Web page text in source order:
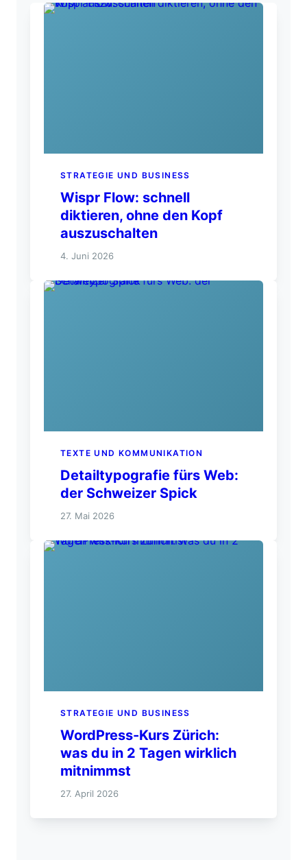
STRATEGIE UND BUSINESS
Wispr Flow: schnell
diktieren, ohne den Kopf
auszuschalten
4. Juni 2026
TEXTE UND KOMMUNIKATION
Detailtypografie fürs Web:
der Schweizer Spick
27. Mai 2026
STRATEGIE UND BUSINESS
WordPress-Kurs Zürich:
was du in 2 Tagen wirklich
mitnimmst
27. April 2026